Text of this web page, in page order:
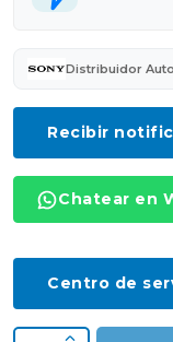
Distribuidor
Recibir
Chatear en
Centro de